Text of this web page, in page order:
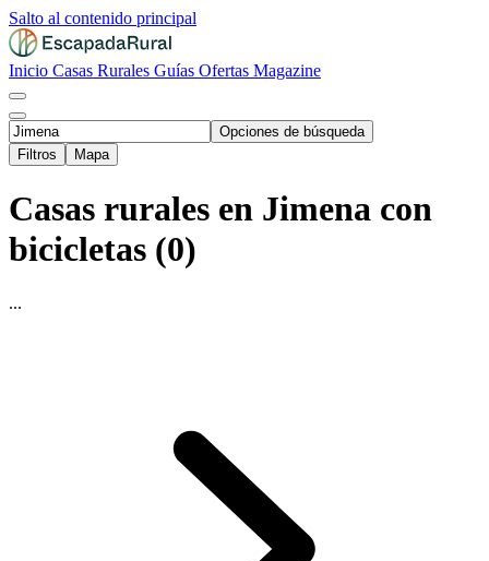
Salto al contenido principal
Inicio Casas Rurales Guías Ofertas Magazine
Opciones de búsqueda
Filtros
Mapa
Casas rurales en Jimena con
bicicletas (0)
...